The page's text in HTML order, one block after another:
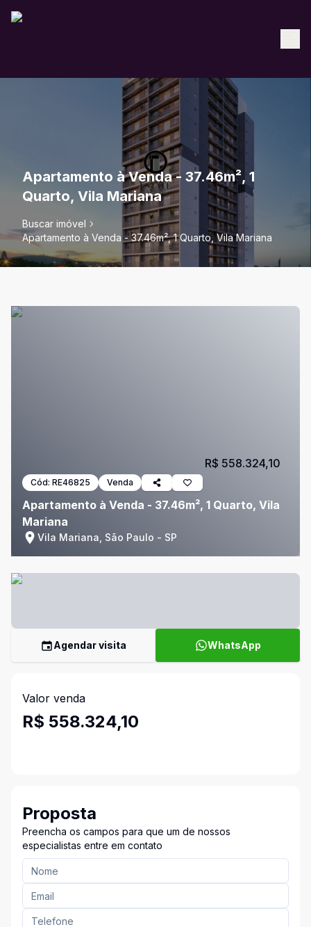
Apartamento à Venda - 37.46m², 1
Quarto, Vila Mariana
Buscar imóvel
Apartamento à Venda - 37.46m², 1 Quarto, Vila Mariana
Cód: RE46825 Venda
Apartamento à Venda - 37.46m², 1 Quarto, Vila
Mariana
Vila Mariana, São Paulo - SP
R$ 558.324,10
Agendar visita WhatsApp
Valor venda
R$ 558.324,10
Proposta
Preencha os campos para que um de nossos
especialistas entre em contato